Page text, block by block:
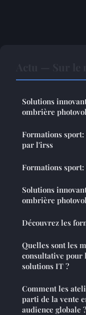
Solutions
ombrière
Formations sport:
par l'irss
Formations
Solutions
ombrière
Découvrez les
Quelles sont les
consultative pour
solutions IT ?
Comment les
parti de la vente
audience globale ?